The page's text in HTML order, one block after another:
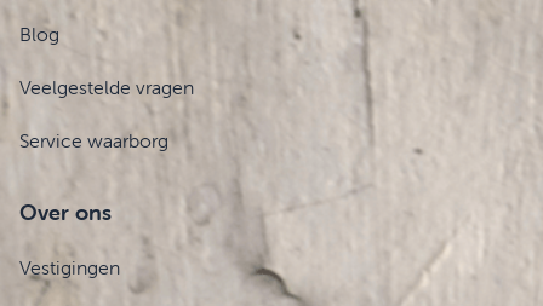
Blog
Veelgestelde vragen
Service waarborg
Over ons
Vestigingen